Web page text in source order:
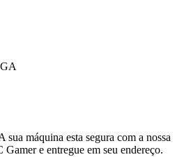
sua máquina esta segura com a nossa
Gamer e entregue em seu endereço.